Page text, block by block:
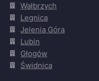
Wałbrzych
Legnica
Jelenia Góra
Lubin
Głogów
Świdnica